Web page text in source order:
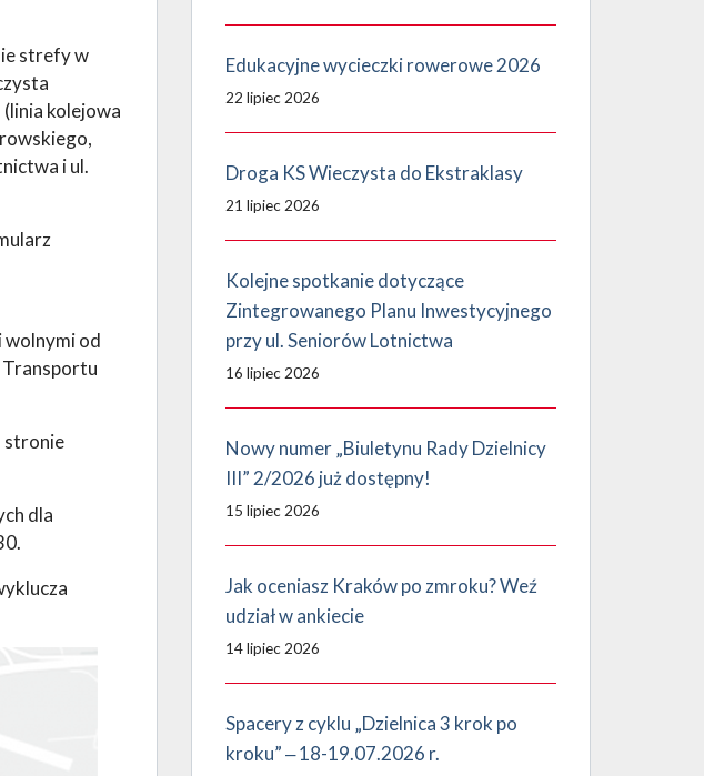
strefy w
kolejowa
i ul.
wolnymi od
Transportu
stronie
dla
Edukacyjne wycieczki rowerowe 2026
22 lipiec 2026
Droga KS Wieczysta do Ekstraklasy
21 lipiec 2026
Kolejne spotkanie dotyczące
Zintegrowanego Planu Inwestycyjnego
przy ul. Seniorów Lotnictwa
16 lipiec 2026
Nowy numer „Biuletynu Rady Dzielnicy
III” 2/2026 już dostępny!
15 lipiec 2026
Jak oceniasz Kraków po zmroku? Weź
udział w ankiecie
14 lipiec 2026
Spacery z cyklu „Dzielnica 3 krok po
kroku” ‒ 18-19.07.2026 r.